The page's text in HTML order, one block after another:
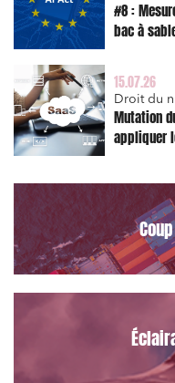
#8 :
bac à
15.07.26
Droit du
Mutation
appliquer
Relations
Associations et
solidaire
Media et édition
Immobilier et
Entreprises du
Établissements
Mobilité et
Droit du
Relations
Services publics